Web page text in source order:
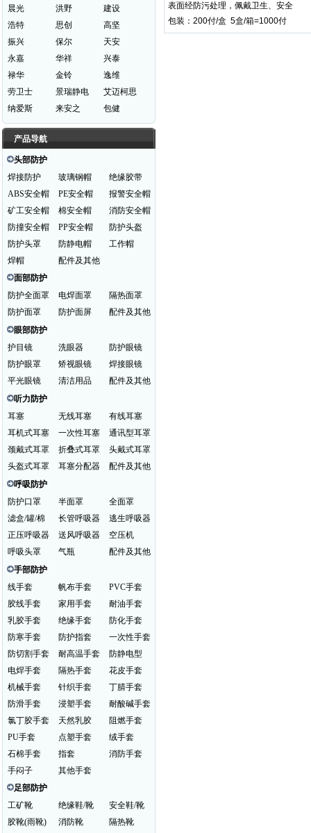
晨光
洪野
建设
浩特
思创
高坚
振兴
保尔
天安
永嘉
华祥
兴泰
禄华
金铃
逸维
劳卫士
景瑞静电
艾迈柯思
纳爱斯
来安之 包健
产品导航
头部防护
焊接防护
玻璃钢帽
绝缘胶带
ABS安全帽
PE安全帽
报警安全帽
矿工安全帽
棉安全帽
消防安全帽
防撞安全帽
PP安全帽
防护头盔
防护头罩
防静电帽
工作帽
焊帽
配件及其他
面部防护
防护全面罩
电焊面罩
隔热面罩
防护面罩
防护面屏
配件及其他
眼部防护
护目镜
洗眼器
防护眼镜
防护眼罩
矫视眼镜
焊接眼镜
平光眼镜
清洁用品
配件及其他
听力防护
耳塞
无线耳塞
有线耳塞
耳机式耳塞
一次性耳塞
通讯型耳罩
颈戴式耳罩
折叠式耳罩
头戴式耳罩
头盔式耳罩
耳塞分配器
配件及其他
呼吸防护
防护口罩
半面罩
全面罩
滤盒/罐/棉
长管呼吸器
逃生呼吸器
正压呼吸器
送风呼吸器
空压机
呼吸头罩
气瓶
配件及其他
手部防护
线手套
帆布手套
PVC手套
胶线手套
家用手套
耐油手套
乳胶手套
绝缘手套
防化手套
防寒手套
防护指套
一次性手套
防切割手套
耐高温手套
防静电型
电焊手套
隔热手套
花皮手套
机械手套
针织手套
丁腈手套
防滑手套
浸塑手套
耐酸碱手套
氯丁胶手套
天然乳胶
阻燃手套
PU手套
点塑手套
绒手套
石棉手套
指套
消防手套
手闷子
其他手套
足部防护
工矿靴
绝缘鞋/靴
安全鞋/靴
胶靴(雨靴)
消防靴
隔热靴
表面经防污处理，佩戴卫生、安全
包装：200付/盒 5盒/箱=1000付